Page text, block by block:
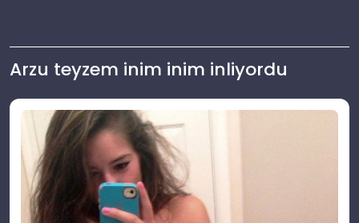
Arzu teyzem inim inim inliyordu